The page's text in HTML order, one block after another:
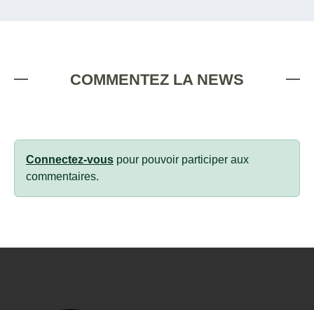
COMMENTEZ LA NEWS
Connectez-vous pour pouvoir participer aux
commentaires.